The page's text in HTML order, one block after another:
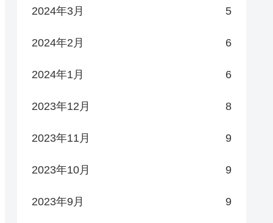
2024年3月 5
2024年2月 6
2024年1月 6
2023年12月 8
2023年11月 9
2023年10月 9
2023年9月 9